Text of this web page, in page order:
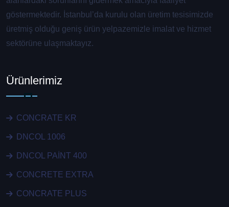
göstermektedir. İstanbul’da kurulu olan üretim tesisimizde
üretmiş olduğu geniş ürün yelpazemizle imalat ve hizmet
sektörüne ulaşmaktayız.
Ürünlerimiz
CONCRATE KR
DNCOL 1006
DNCOL PAİNT 400
CONCRETE EXTRA
CONCRATE PLUS